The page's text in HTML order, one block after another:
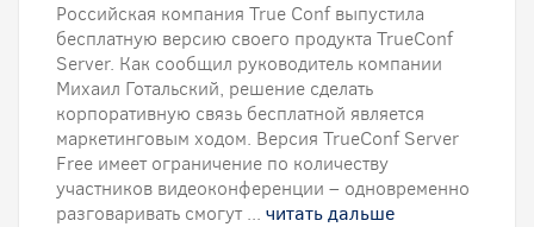
Российская компания True Conf выпустила
бесплатную версию своего продукта TrueConf
Server. Как сообщил руководитель компании
Михаил Готальский, решение сделать
корпоративную связь бесплатной является
маркетинговым ходом. Версия TrueConf Server
Free имеет ограничение по количеству
участников видеоконференции – одновременно
разговаривать смогут ... читать дальше